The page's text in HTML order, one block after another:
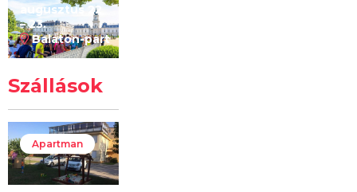
augusztus 22
– 23.
Balaton-part
Szállások
Apartman